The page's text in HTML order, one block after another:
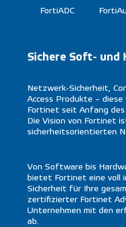
FortiADC
Sichere Soft- und
Netzwerk-Sicherheit,
Access Produkte –
Fortinet seit Anfang
Die Vision von Fortinet
sicherheitsorientierten
Von Software bis
bietet Fortinet eine voll
Sicherheit für Ihre
zertifizierter Fortinet
Unternehmen mit den
ab.